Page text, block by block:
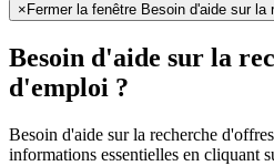
× Fermer la fenêtre Besoin d'aide sur la
Besoin d'aide sur la
d'emploi ?
Besoin d'aide sur la recherche
informations essentielles en cliquant